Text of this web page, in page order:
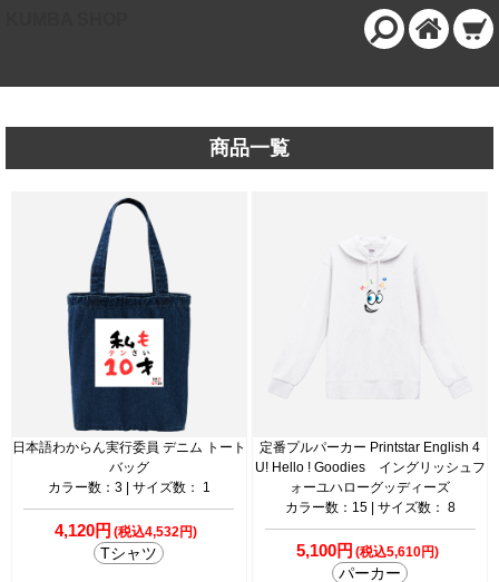
商品一覧
日本語わからん実行委員 デニム トート
バッグ
カラー数：3 | サイズ数： 1
4,120円 (税込4,532円)
Tシャツ
定番プルパーカー Printstar English 4
U! Hello ! Goodies イングリッシュフ
ォーユハローグッディーズ
カラー数：15 | サイズ数： 8
5,100円 (税込5,610円)
パーカー